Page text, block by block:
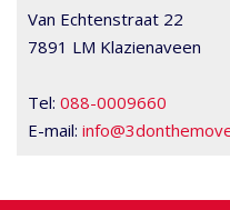
Van Echtenstraat 22
7891 LM Klazienaveen
Tel: 088-0009660
E-mail: